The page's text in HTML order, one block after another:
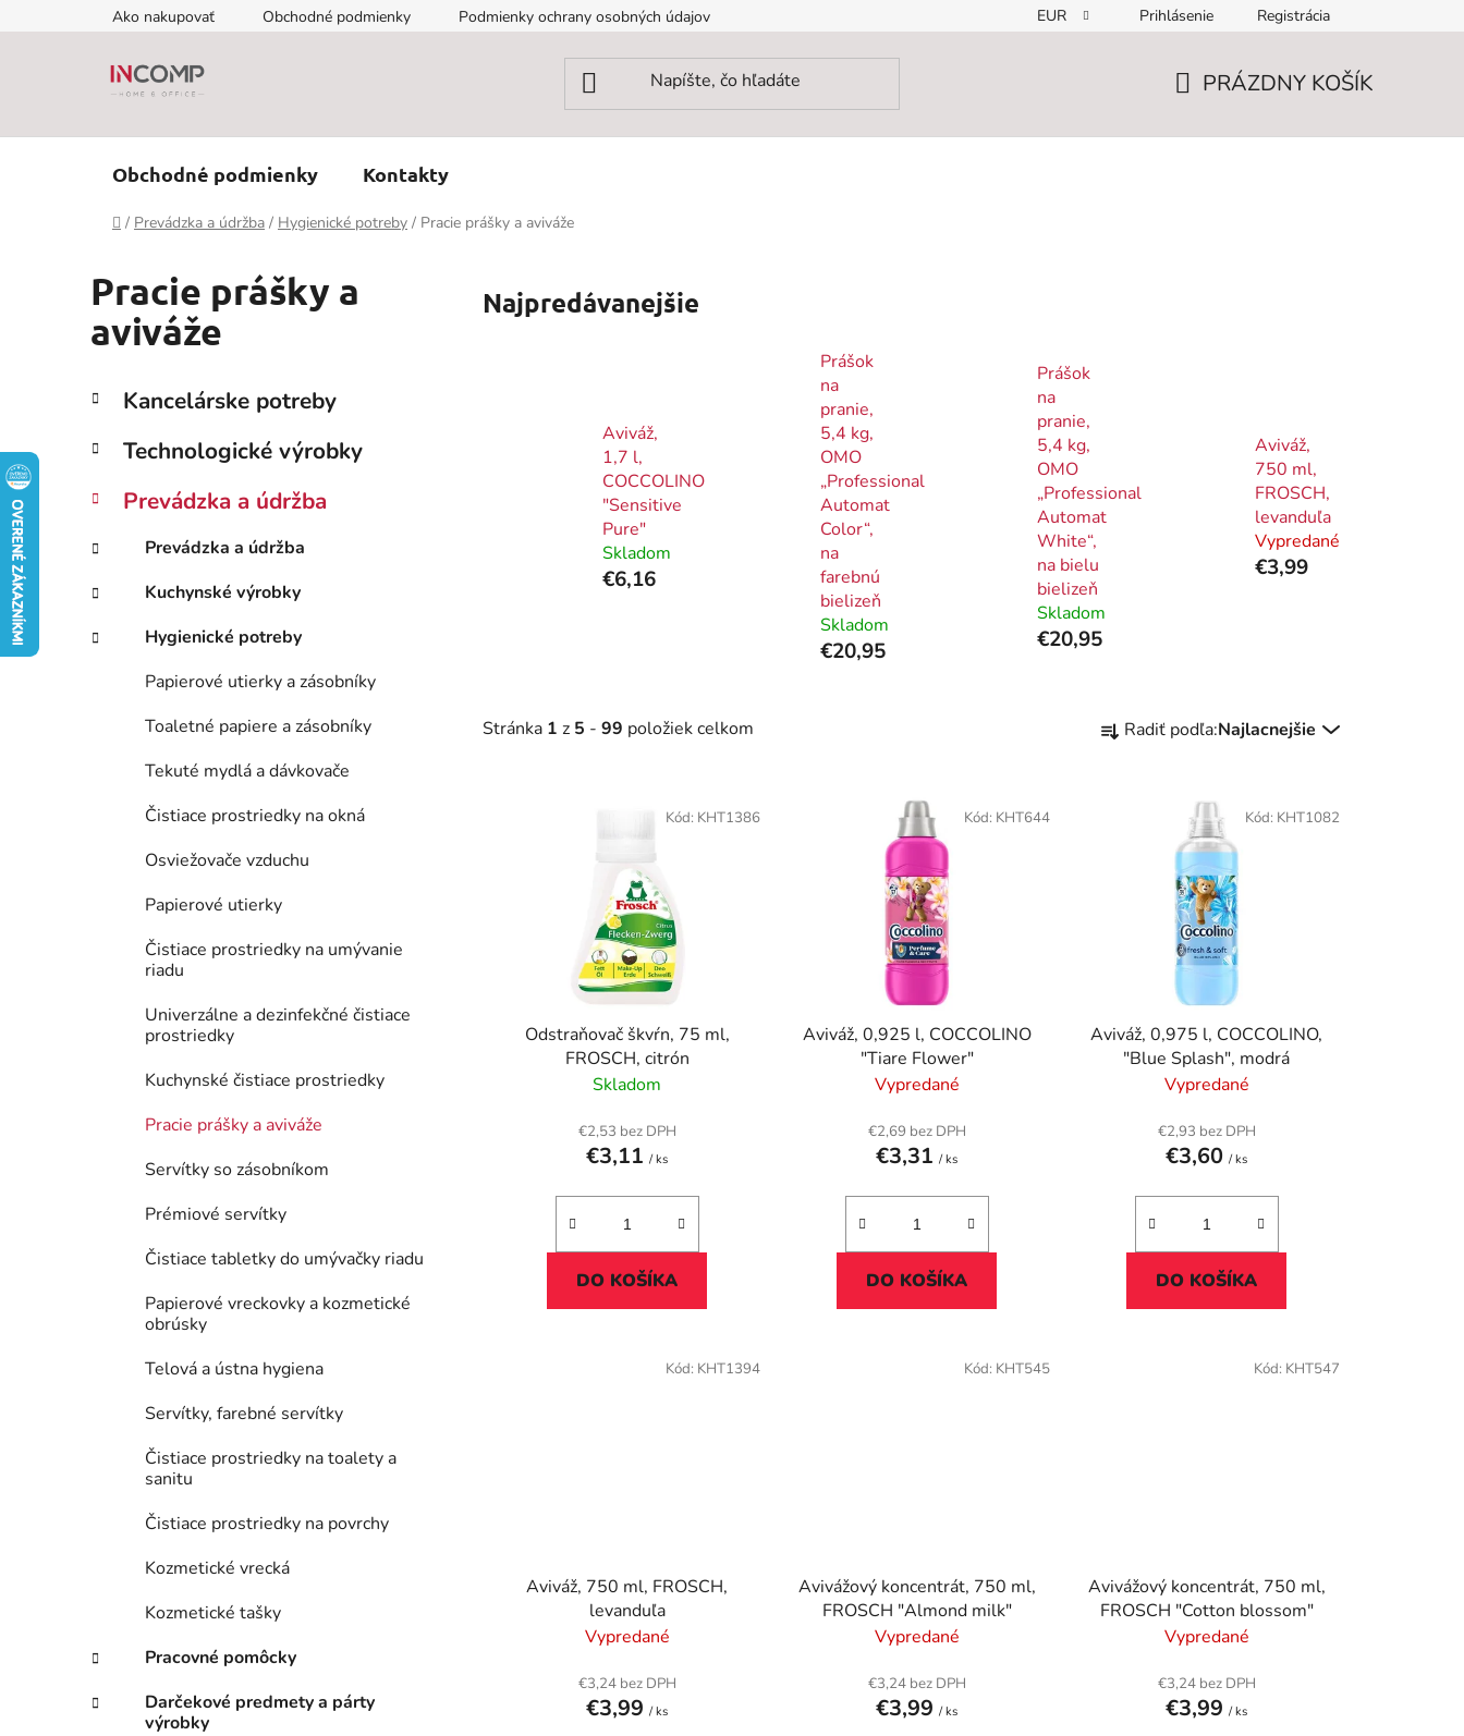
na
Ako nakupovať Obchodné podmienky Podmienky ochrany osobných údajov EUR Prihlásenie Registrácia
PRÁZDNY KOŠÍK
Obchodné podmienky Kontakty
Domov
/ Prevádzka a údržba / Hygienické potreby / Pracie prášky a aviváže
Pracie prášky a
aviváže
B
č
ý
a
n
l
Preskočiť
kategórie
K
a
e
ó
i
Kancelárske potreby
Technologické výrobky
Prevádzka a údržba
Prevádzka a údržba
Kuchynské výrobky
Hygienické potreby
Papierové utierky a zásobníky
Toaletné papiere a zásobníky
Tekuté mydlá a dávkovače
Čistiace prostriedky na okná
Osviežovače vzduchu
Papierové utierky
Čistiace prostriedky na umývanie
riadu
Univerzálne a dezinfekčné čistiace
prostriedky
Kuchynské čistiace prostriedky
Pracie prášky a aviváže
Servítky so zásobníkom
Prémiové servítky
Čistiace tabletky do umývačky riadu
Papierové vreckovky a kozmetické
obrúsky
Telová a ústna hygiena
Servítky, farebné servítky
Čistiace prostriedky na toalety a
sanitu
Čistiace prostriedky na povrchy
Kozmetické vrecká
Kozmetické tašky
Pracovné pomôcky
Darčekové predmety a párty
výrobky
Najpredávanejšie
Aviváž,
1,7 l,
COCCOLINO
"Sensitive
Pure"
Skladom
€6,16
Prášok
na
pranie,
5,4 kg,
OMO
„Professional
Automat
Color“,
na
farebnú
bielizeň
Skladom
€20,95
Prášok
na
pranie,
5,4 kg,
OMO
„Professional
Automat
White“,
na bielu
bielizeň
Skladom
€20,95
Aviváž,
750 ml,
FROSCH,
levanduľa
Vypredané
€3,99
Stránka 1 z 5 - 99 položiek celkom
a
u
Radiť podľa:Najlacnejšie
Odstraňovač škvŕn, 75 ml,
FROSCH, citrón
Skladom
€2,53 bez DPH
€3,11/ ks
DO KOŠÍKA
Kód: KHT1386
Aviváž, 0,925 l, COCCOLINO
"Tiare Flower"
Vypredané
€2,69 bez DPH
€3,31/ ks
DO KOŠÍKA
Kód: KHT644
Aviváž, 0,975 l, COCCOLINO,
"Blue Splash", modrá
Vypredané
€2,93 bez DPH
€3,60/ ks
DO KOŠÍKA
Kód: KHT1082
Aviváž, 750 ml, FROSCH,
levanduľa
Vypredané
€3,24 bez DPH
€3,99/ ks
Kód: KHT1394
Avivážový koncentrát, 750 ml,
FROSCH "Almond milk"
Vypredané
€3,24 bez DPH
€3,99/ ks
Kód: KHT545
Avivážový koncentrát, 750 ml,
FROSCH "Cotton blossom"
Vypredané
€3,24 bez DPH
€3,99/ ks
Kód: KHT547